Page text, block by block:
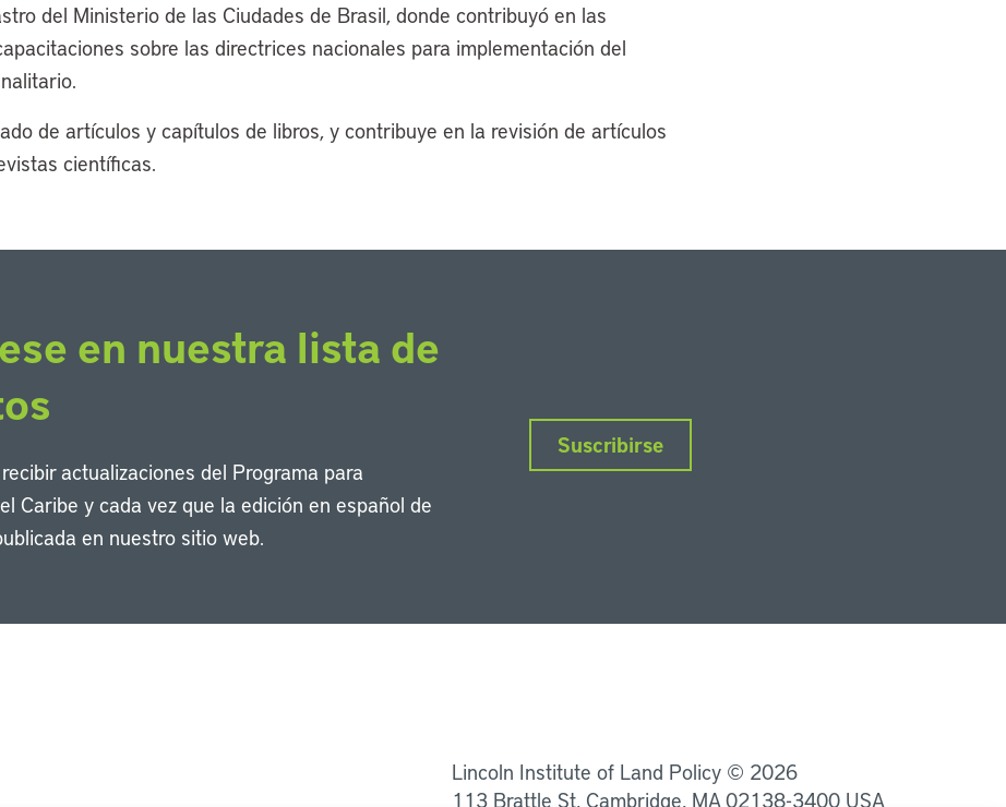
del Ministerio de las Ciudades de Brasil, donde contribuyó en las
sobre las directrices nacionales para implementación del
de artículos y capítulos de libros, y contribuye en la revisión de artículos
científicas.
en nuestra lista de
actualizaciones del Programa para
Caribe y cada vez que la edición en español de
en nuestro sitio web.
Suscribirse
Lincoln Institute of Land Policy © 2026
113 Brattle St, Cambridge, MA 02138-3400 USA